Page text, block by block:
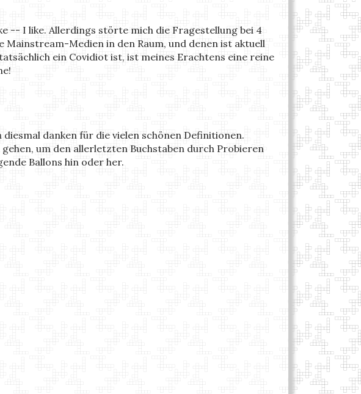
-- I like. Allerdings störte mich die Fragestellung bei 4
Mainstream-Medien in den Raum, und denen ist aktuell
ein Covidiot ist, ist meines Erachtens eine reine
danken für die vielen schönen Definitionen.
um den allerletzten Buchstaben durch Probieren
Ballons hin oder her.